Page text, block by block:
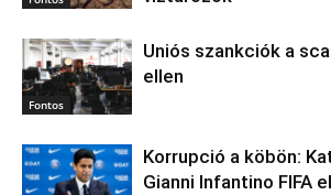
Fontos
Uniós szankciók a
ellen
Korrupció a köbön:
Gianni Infantino FIFA